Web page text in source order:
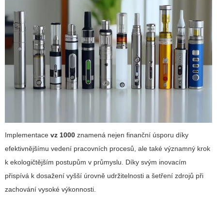
Implementace vz 1000 znamená nejen finanční úsporu díky
efektivnějšímu vedení pracovních procesů, ale také významný krok
k ekologičtějším postupům v průmyslu. Díky svým inovacím
přispívá k dosažení vyšší úrovně udržitelnosti a šetření zdrojů při
zachování vysoké výkonnosti.